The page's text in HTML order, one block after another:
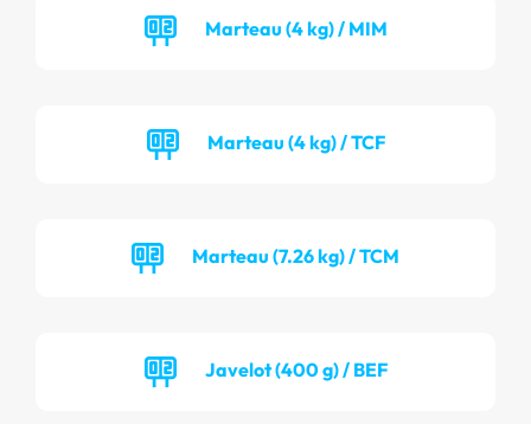
Marteau (4 kg) / MIM
Marteau (4 kg) / TCF
Marteau (7.26 kg) / TCM
Javelot (400 g) / BEF